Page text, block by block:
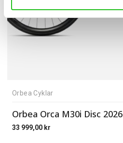
Orbea Cyklar
Orbea Orca M30i Disc 2026
33 999,00 kr